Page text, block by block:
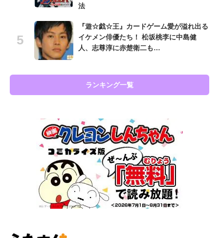
法
『遊☆戯☆王』カードゲーム愛が溢れ出る
イケメン俳優たち！ 松坂桃李に中島健
人、志尊淳に赤楚衛二も…
ランキング一覧